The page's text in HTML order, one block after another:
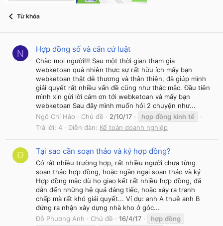
Từ khóa
N Hợp đồng số và căn cứ luật
Chào mọi người!!! Sau một thời gian tham gia
webketoan quả nhiên thực sự rất hữu ích mấy bạn
webketoan thật dễ thương và thân thiện, đã giúp mình
giải quyết rất nhiều vấn đề cũng như thắc mắc. Đầu tiên
mình xin gửi lời cám ơn tới webketoan và mấy bạn
webketoan Sau đây mình muốn hỏi 2 chuyện như...
Ngô Chí Hào
Chủ đề 2/10/17 hợp đồng kinh tế
Trả lời: 4
Diễn đàn: Kế toán doanh nghiệp
Đ Tại sao cần soạn thảo và ký hợp đồng?
Có rất nhiều trường hợp, rất nhiều người chưa từng
soạn thảo hợp đồng, hoặc ngần ngại soạn thảo và ký
Hợp đồng mặc dù họ giao kết rất nhiều hợp đồng, đã
dẫn đến những hệ quả đáng tiếc, hoặc xảy ra tranh
chấp mà rất khó giải quyết... Ví dụ: anh A thuê anh B
đứng ra nhận xây dựng nhà kho ở góc...
Đỗ Phương Anh
Chủ đề 16/4/17 hợp đồng